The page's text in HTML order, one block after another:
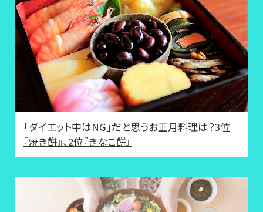
「ダイエット中はNG」だと思うお正月料理は？3位
『焼き餅』、2位『きなこ餅』